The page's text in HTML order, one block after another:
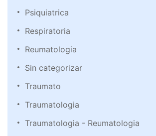
Psiquiatrica
Respiratoria
Reumatologia
Sin categorizar
Traumato
Traumatologia
Traumatologia - Reumatologia